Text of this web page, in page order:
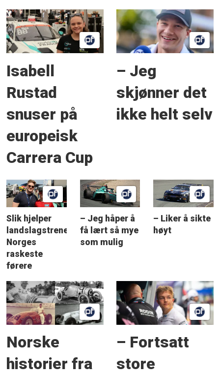
Isabell
Rustad
snuser på
europeisk
Carrera Cup
– Jeg
skjønner det
ikke helt selv
Slik hjelper
landslagstreneren
Norges
raskeste
førere
– Jeg håper å
få lært så mye
som mulig
– Liker å sikte
høyt
Norske
historier fra
– Fortsatt
store